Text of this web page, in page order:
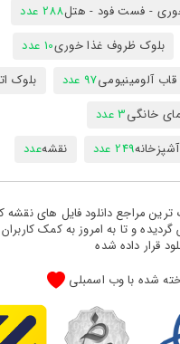
- فست فود - هتل288 عدد
بلوک ظروف غذا خوری10 عدد
قاب آلومینیومی97 عدد بلوک
خانگی3 عدد
249 عدد نقشهعدد
ترین مراجع دانلود فایل های نقشه
تاسیس گردیده و تا به امروز به کمک
قرار داده شده
شده با وب اسمبلی